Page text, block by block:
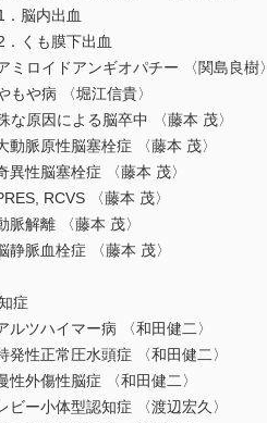
脳内出血
くも膜下出血
ミロイドアンギオパチー 〈関島良樹〉
もや病 〈堀江信貴〉
な原因による脳卒中 〈藤本 茂〉
動脈原性脳塞栓症 〈藤本 茂〉
異性脳塞栓症 〈藤本 茂〉
RCVS 〈藤本 茂〉
脈解離 〈藤本 茂〉
静脈血栓症 〈藤本 茂〉
症
ルツハイマー病 〈和田健二〉
発性正常圧水頭症 〈和田健二〉
性外傷性脳症 〈和田健二〉
ビー小体型認知症 〈渡辺宏久〉